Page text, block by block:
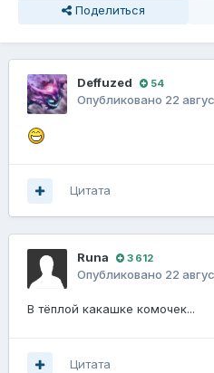
Поделиться
Dеffuzed 54
Опубликовано 22
Цитата
Runа 3 612
Опубликовано 22
В тёплой какашке комочек...
Цитата